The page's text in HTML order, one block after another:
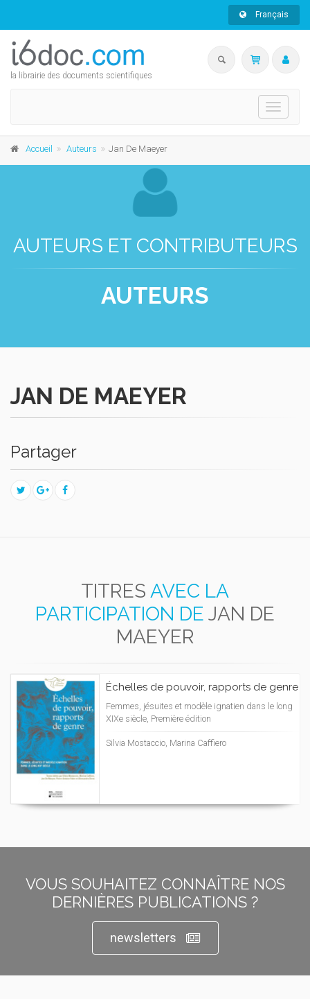
Français
la librairie des documents scientifiques
Toggle
Accueil Auteurs Jan De Maeyer
AUTEURS ET CONTRIBUTEURS
AUTEURS
JAN DE MAEYER
Partager
TITRES AVEC LA
PARTICIPATION DE JAN DE
MAEYER
Échelles de pouvoir, rapports de genre
Femmes, jésuites et modèle ignatien dans le long
XIXe siècle, Première édition
Silvia Mostaccio, Marina Caffiero
VOUS SOUHAITEZ CONNAÎTRE NOS
DERNIÈRES PUBLICATIONS ?
newsletters